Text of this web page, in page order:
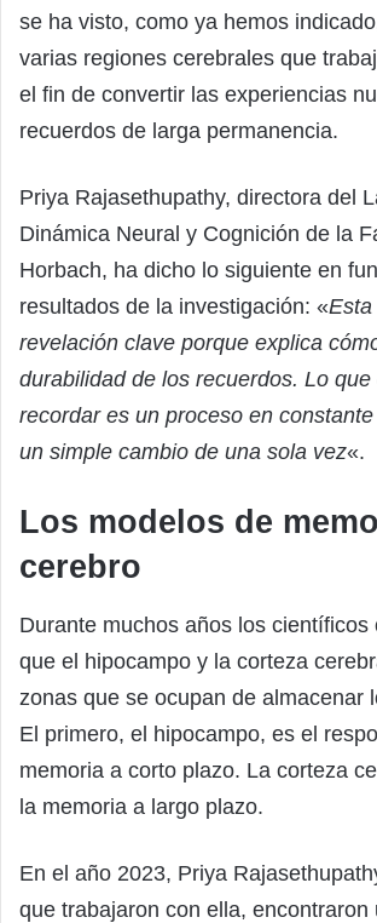
se ha visto, como ya hemos
varias regiones cerebrales que
el fin de convertir las experiencias
recuerdos de larga permanencia.
Priya Rajasethupathy, directora del
Dinámica Neural y Cognición de la
Horbach, ha dicho lo siguiente en
resultados de la investigación: «Esta
revelación clave porque explica
durabilidad de los recuerdos. Lo que
recordar es un proceso en
un simple cambio de una sola vez«.
Los modelos de
cerebro
Durante muchos años los científicos
que el hipocampo y la corteza
zonas que se ocupan de almacenar
El primero, el hipocampo, es el
memoria a corto plazo. La corteza
la memoria a largo plazo.
En el año 2023, Priya
que trabajaron con ella, encontraron